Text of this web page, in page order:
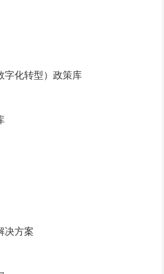
字化转型）政策库
决方案